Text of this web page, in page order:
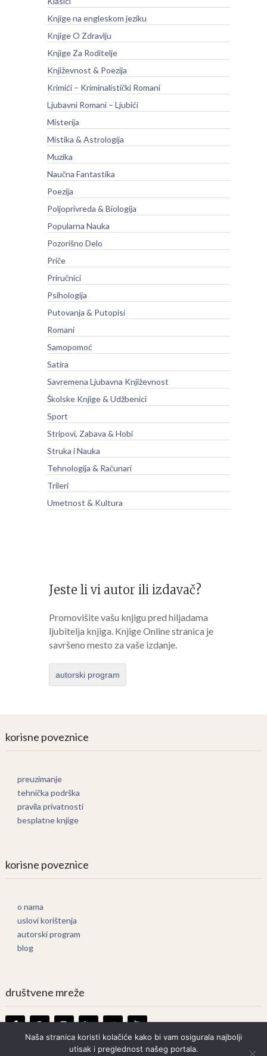
Knjige na engleskom jeziku
Knjige O Zdravlju
Knjige Za Roditelje
Književnost & Poezija
Krimići – Kriminalistički Romani
Ljubavni Romani – Ljubići
Misterija
Mistika & Astrologija
Muzika
Naučna Fantastika
Poezija
Poljoprivreda & Biologija
Popularna Nauka
Pozorišno Delo
Priče
Priručnici
Psihologija
Putovanja & Putopisi
Romani
Samopomoć
Satira
Savremena Ljubavna Književnost
Školske Knjige & Udžbenici
Sport
Stripovi, Zabava & Hobi
Struka i Nauka
Tehnologija & Računari
Trileri
Umetnost & Kultura
Jeste li vi autor ili izdavač?
Promovišite vašu knjigu pred hiljadama
ljubitelja knjiga. Knjige Online stranica je
savršeno mesto za vaše izdanje.
autorski program
korisne poveznice
preuzimanje
tehnička podrška
pravila privatnosti
besplatne knjige
korisne poveznice
o nama
uslovi korištenja
autorski program
blog
društvene mreže
Naša stranica koristi kolačiće kako bi vam osigurala najbolji
utisak i preglednost našeg portala.